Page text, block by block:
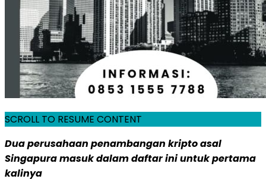
SCROLL TO RESUME CONTENT
Dua perusahaan penambangan kripto asal
Singapura masuk dalam daftar ini untuk pertama
kalinya